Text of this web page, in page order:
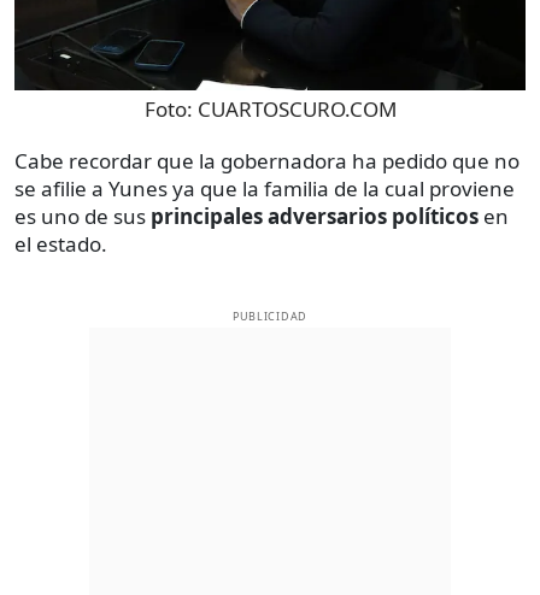
Foto: CUARTOSCURO.COM
Cabe recordar que la gobernadora ha pedido que no
se afilie a Yunes ya que la familia de la cual proviene
es uno de sus principales adversarios políticos en
el estado.
PUBLICIDAD